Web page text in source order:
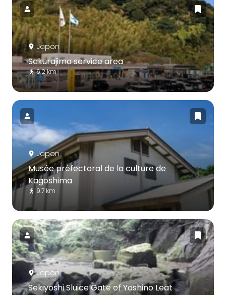
Japon
Sakurajima service area
6.2 km
Japon
Musée préfectoral de la culture de
Kagoshima
9.7 km
Japon
Sekiyoshi Sluice Gate of Yoshino Leat